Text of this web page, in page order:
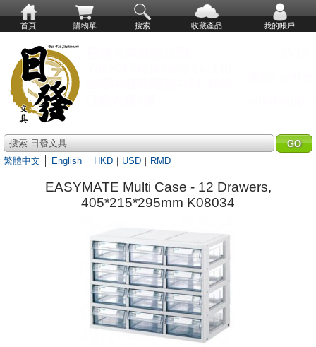
首頁 購物單 搜索 收藏產品 我的帳戶
搜索 日發文具
繁體中文
English HKD ｜ USD ｜ RMD
EASYMATE Multi Case - 12 Drawers,
405*215*295mm K08034